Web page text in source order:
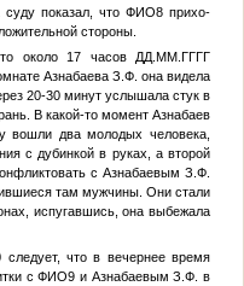
суду показал, чтоФИО8 прихо-
стороны.
около 17 часовДД.ММ.ГГГГ
Азнабаева З.Ф. она видела
20-30 минут услышала стук в
В какой-то момент Азнабаев
вошли два молодых человека,
с дубинкой в руках, а второй
с Азнабаевым З.Ф.
там мужчины. Они стали
испугавшись, она выбежала
следует, что в вечернее время
сФИО9 и Азнабаевым З.Ф. в